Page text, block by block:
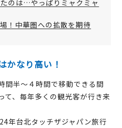
のは…やっぱりミャクミャ
！中華圏への拡散を期待
かなり高い！
間半～４時間で移動できる間
て、毎年多くの観光客が行き来
年台北タッチザジャパン旅行